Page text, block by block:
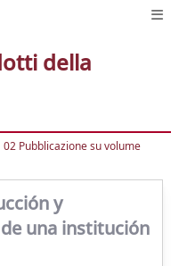
della
02 Pubblicazione su volume
y
una institución